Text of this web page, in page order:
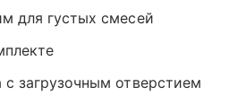
для густых смесей
загрузочным отверстием